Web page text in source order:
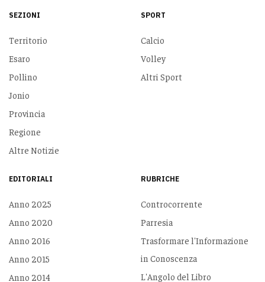
SEZIONI
Territorio
Esaro
Pollino
Jonio
Provincia
Regione
Altre Notizie
SPORT
Calcio
Volley
Altri Sport
EDITORIALI
Anno 2025
Anno 2020
Anno 2016
Anno 2015
Anno 2014
RUBRICHE
Controcorrente
Parresia
Trasformare l'Informazione
in Conoscenza
L'Angolo del Libro